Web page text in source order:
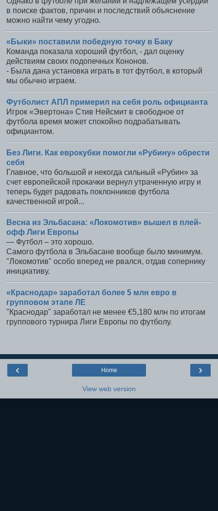
в поиске фактов, причин и последствий объяснение
можно найти чему угодно.
«Быки» поставили победную точку в Баку
Команда показала хороший футбол, - дал оценку
действиям своих подопечных Кононов.
- Была дана установка играть в тот футбол, в который
мы обычно играем.
Футболист АПЛ примерил на себя роль официанта
Игрок «Эвертона» Стив Нейсмит в свободное от
футбола время может спокойно подрабатывать
официантом.
Без Лиги. Как еврокубки помогли «Рубину» обрести
себя
Главное, что большой и некогда сильный «Рубин» за
счет европейской прокачки вернул утраченную игру и
теперь будет радовать поклонников футбола
качественной игрой...
Весна из Эльбасана: «Локомотив» вышел в плей-
офф Лиги Европы
— Футбол – это хорошо.
Самого футбола в Эльбасане вообще было минимум.
"Локомотив" особо вперед не рвался, отдав сопернику
инициативу.
«Краснодар» заработал более 5 млн евро в
групповом этапе ЛЕ
"Краснодар" заработал не менее €5,180 млн по итогам
группового турнира Лиги Европы по футболу.
‹ ›
Home
View web version